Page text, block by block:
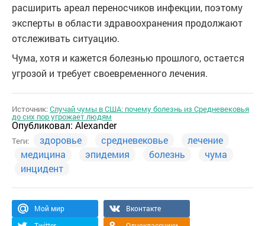
расширить ареал переносчиков инфекции, поэтому
эксперты в области здравоохранения продолжают
отслеживать ситуацию.
Чума, хотя и кажется болезнью прошлого, остается
угрозой и требует своевременного лечения.
Источник:Случай чумы в США: почему болезнь из Средневековья
до сих пор угрожает людям
Опубликовал: Alexander
Теги: здоровье средневековье
лечение
медицина
эпидемия болезнь
чума
инцидент
Мой мир
Вконтакте